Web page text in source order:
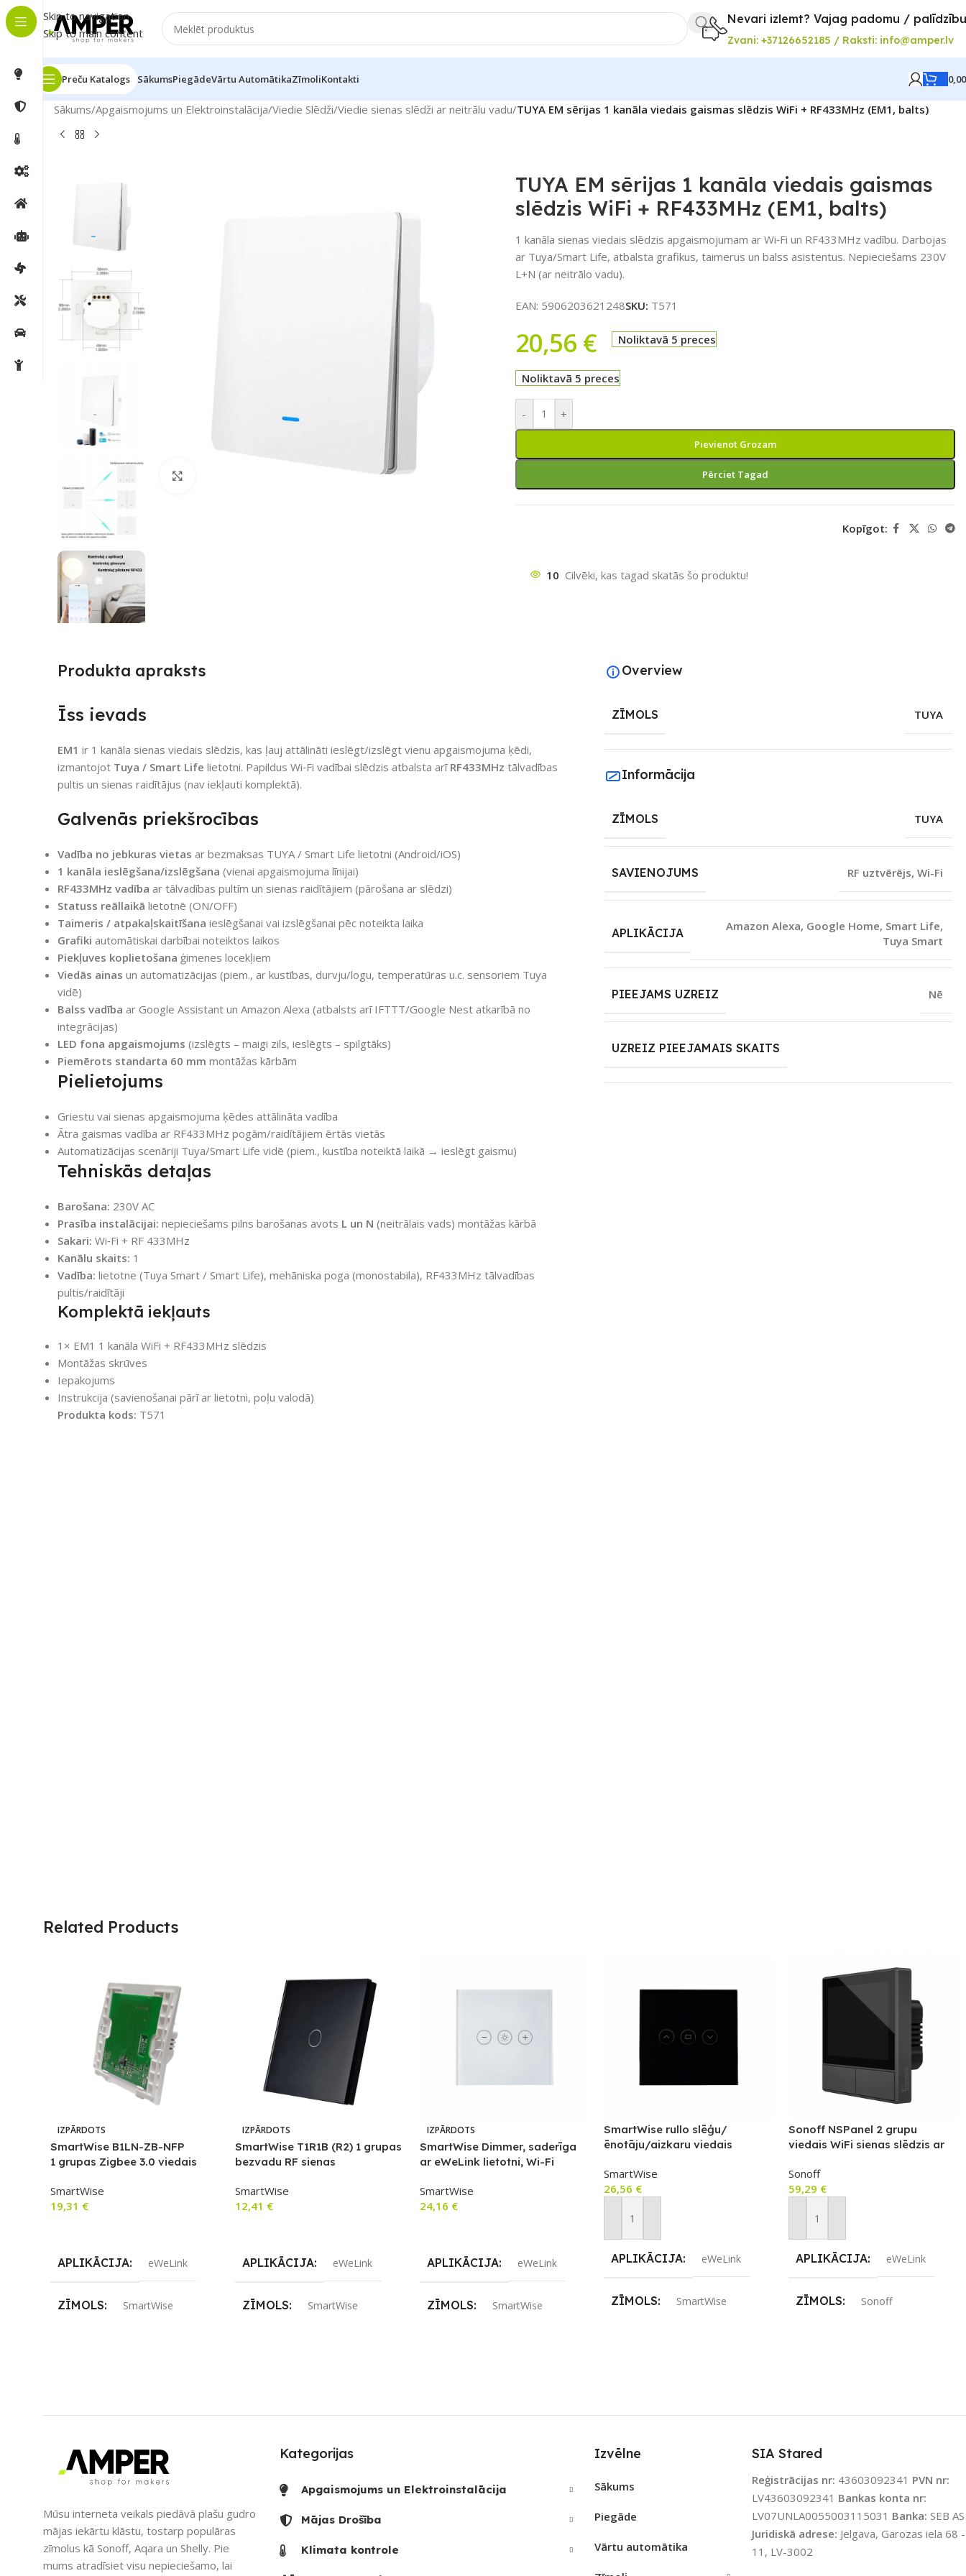
Skip to navigation
Skip to main content
Nevari izlemt? Vajag padomu /
Zvani: +37126652185 / Raksti: info@amper.lv
Preču Katalogs SākumsPiegādeVārtu AutomātikaZīmoliKontakti
Sākums/Apgaismojums un Elektroinstalācija/Viedie Slēdži/Viedie sienas slēdži ar neitrālu vadu/TUYA EM sērijas 1 kanāla viedais gaismas slēdzis WiFi + RF433MHz (EM1, balts)
TUYA EM sērijas 1 kanāla viedais gaismas
slēdzis WiFi + RF433MHz (EM1, balts)
1 kanāla sienas viedais slēdzis apgaismojumam ar Wi‑Fi un RF433MHz vadību. Darbojas
ar Tuya/Smart Life, atbalsta grafikus, taimerus un balss asistentus. Nepieciešams 230V
L+N (ar neitrālo vadu).
EAN: 5906203621248SKU: T571
20,56 € Noliktavā 5 preces
Noliktavā 5 preces
- +
Pievienot Grozam
Pērciet Tagad
Kopīgot:
10 Cilvēki, kas tagad skatās šo produktu!
Produkta apraksts
Īss ievads
EM1 ir 1 kanāla sienas viedais slēdzis, kas ļauj attālināti ieslēgt/izslēgt vienu apgaismojuma ķēdi,
izmantojot Tuya / Smart Life lietotni. Papildus Wi‑Fi vadībai slēdzis atbalsta arīRF433MHz tālvadības
pultis un sienas raidītājus (nav iekļauti komplektā).
Galvenās priekšrocības
Vadība no jebkuras vietas ar bezmaksas TUYA / Smart Life lietotni (Android/iOS)
1 kanāla ieslēgšana/izslēgšana (vienai apgaismojuma līnijai)
RF433MHz vadība ar tālvadības pultīm un sienas raidītājiem (pārošana ar slēdzi)
Statuss reāllaikā lietotnē (ON/OFF)
Taimeris / atpakaļskaitīšana ieslēgšanai vai izslēgšanai pēc noteikta laika
Grafiki automātiskai darbībai noteiktos laikos
Piekļuves koplietošana ģimenes locekļiem
Viedās ainas un automatizācijas (piem., ar kustības, durvju/logu, temperatūras u.c. sensoriem Tuya
vidē)
Balss vadība ar Google Assistant un Amazon Alexa (atbalsts arī IFTTT/Google Nest atkarībā no
integrācijas)
LED fona apgaismojums (izslēgts – maigi zils, ieslēgts – spilgtāks)
Piemērots standarta 60 mm montāžas kārbām
Pielietojums
Griestu vai sienas apgaismojuma ķēdes attālināta vadība
Ātra gaismas vadība ar RF433MHz pogām/raidītājiem ērtās vietās
Automatizācijas scenāriji Tuya/Smart Life vidē (piem., kustība noteiktā laikā → ieslēgt gaismu)
Tehniskās detaļas
Barošana: 230V AC
Prasība instalācijai: nepieciešams pilns barošanas avots L un N (neitrālais vads) montāžas kārbā
Sakari: Wi‑Fi + RF 433MHz
Kanālu skaits: 1
Vadība: lietotne (Tuya Smart / Smart Life), mehāniska poga (monostabila), RF433MHz tālvadības
pultis/raidītāji
Komplektā iekļauts
1× EM1 1 kanāla WiFi + RF433MHz slēdzis
Montāžas skrūves
Iepakojums
Instrukcija (savienošanai pārī ar lietotni, poļu valodā)
Produkta kods: T571
Overview
ZĪMOLS TUYA
Informācija
ZĪMOLS TUYA
SAVIENOJUMS RF uztvērējs, Wi-Fi
APLIKĀCIJA
Amazon Alexa, Google Home, Smart Life,
Tuya Smart
PIEEJAMS UZREIZ Nē
UZREIZ PIEEJAMAIS SKAITS
Related Products
IZPĀRDOTS
SmartWise B1LN-ZB-NFP
1 grupas Zigbee 3.0 viedais
(bez priekšējā paneļa)
SmartWise
19,31 €
APLIKĀCIJA eWeLink
ZĪMOLS SmartWise
SKAITS
IZPĀRDOTS
SmartWise T1R1B (R2) 1 grupas
bezvadu RF sienas
SmartWise
12,41 €
APLIKĀCIJA eWeLink
ZĪMOLS SmartWise
SKAITS
IZPĀRDOTS
SmartWise Dimmer, saderīga
ar eWeLink lietotni, Wi-Fi
(ar baltu stikla priekšējo
paneli)
SmartWise
24,16 €
APLIKĀCIJA eWeLink
ZĪMOLS SmartWise
SmartWise rullo slēģu/
ēnotāju/aizkaru viedais
melnu skārienstikla priekšējo
paneli
SmartWise
26,56 €
Pievienot Grozam
APLIKĀCIJA eWeLink
ZĪMOLS SmartWise
Sonoff NSPanel 2 grupu
viedais WiFi sienas slēdzis ar
viedās ainas slēdža funkciju
Sonoff
59,29 €
Pievienot Grozam
APLIKĀCIJA eWeLink
ZĪMOLS Sonoff
Mūsu interneta veikals piedāvā plašu gudro
mājas iekārtu klāstu, tostarp populāras
zīmolus kā Sonoff, Aqara un Shelly. Pie
mums atradīsiet visu nepieciešamo, lai
Kategorijas
Apgaismojums un Elektroinstalācija
Mājas Drošība
Klimata kontrole
Izvēlne
Sākums
Piegāde
Vārtu automātika
SIA Stared
Reģistrācijas nr: 43603092341 PVN nr:
LV43603092341 Bankas konta nr:
LV07UNLA0055003115031 Banka: SEB AS
Juridiskā adrese: Jelgava, Garozas iela 68 -
11, LV-3002